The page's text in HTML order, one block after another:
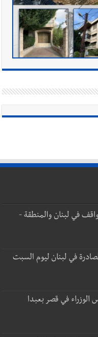
في لبنان والمنطقة -
في لبنان ليوم السبت
في قصر بعبدا